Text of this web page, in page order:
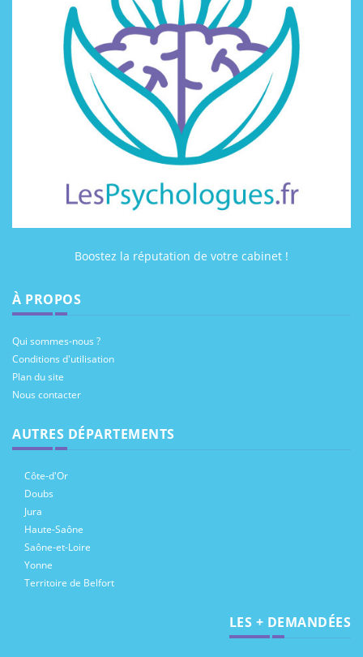
Boostez la réputation de votre cabinet !
À PROPOS
Qui sommes-nous ?
Conditions d'utilisation
Plan du site
Nous contacter
AUTRES DÉPARTEMENTS
Côte-d'Or
Doubs
Jura
Haute-Saône
Saône-et-Loire
Yonne
Territoire de Belfort
LES + DEMANDÉES